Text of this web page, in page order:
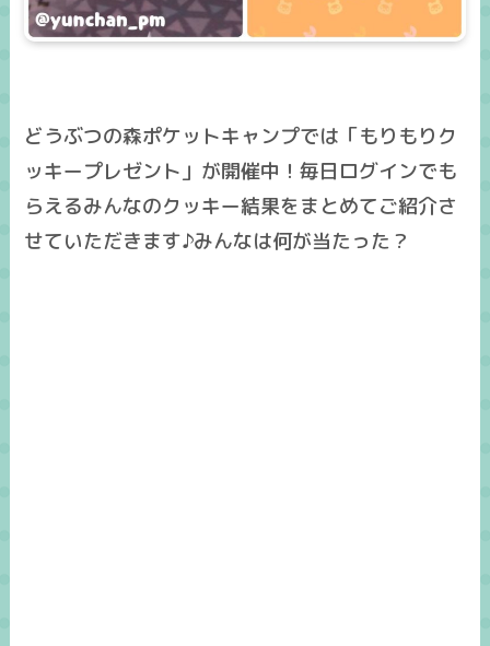
どうぶつの森ポケットキャンプでは「もりもりク
ッキープレゼント」が開催中！毎日ログインでも
らえるみんなのクッキー結果をまとめてご紹介さ
せていただきます♪みんなは何が当たった？